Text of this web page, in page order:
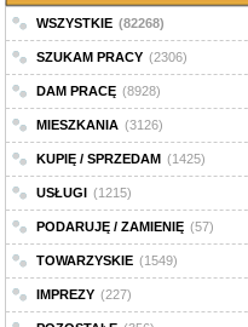
WSZYSTKIE (82268)
SZUKAM PRACY (2306)
DAM PRACĘ (8928)
MIESZKANIA (3126)
KUPIĘ / SPRZEDAM (1425)
USŁUGI (1215)
PODARUJĘ / ZAMIENIĘ (57)
TOWARZYSKIE (1549)
IMPREZY (227)